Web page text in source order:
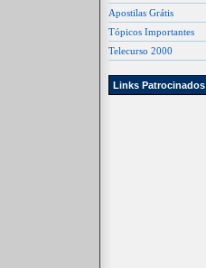
Apostilas Grátis
Tópicos Importantes
Telecurso 2000
Links Patrocinados